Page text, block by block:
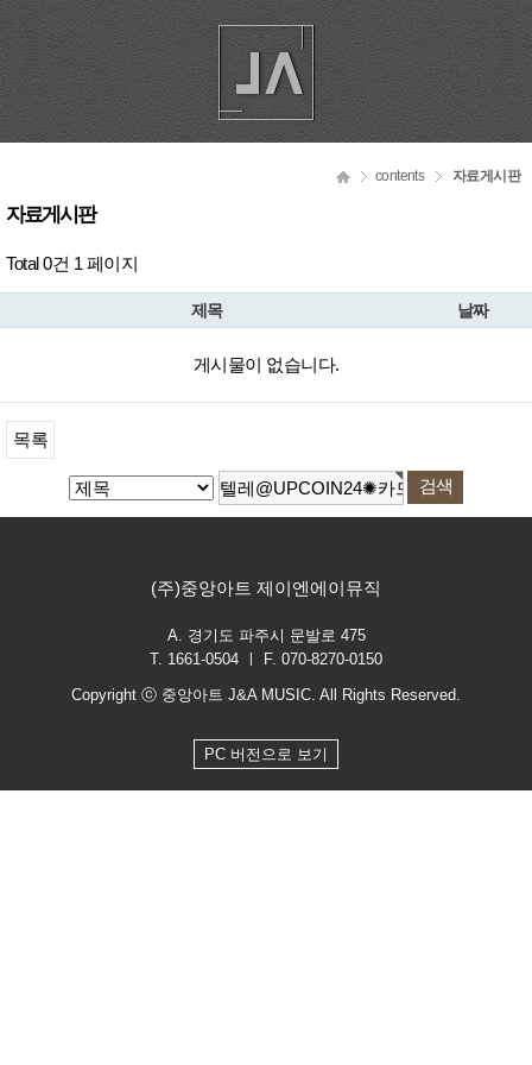
contents 자료게시판
자료게시판
Total 0건 1 페이지
제목 날짜
게시물이 없습니다.
목록
(주)중앙아트 제이엔에이뮤직
A. 경기도 파주시 문발로 475
T. 1661-0504 ㅣ F. 070-8270-0150
Copyright ⓒ 중앙아트 J&A MUSIC. All Rights Reserved.
PC 버전으로 보기